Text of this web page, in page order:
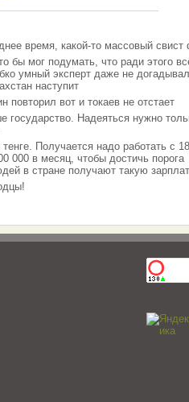
время, какой-то массовый свист
мог подумать, что ради этого
умный эксперт даже не
наступит
повторил вот и токаев не отстает
государство. Надеяться нужно
Получается надо работать с
000 в месяц, чтобы достичь порога
в стране получают такую